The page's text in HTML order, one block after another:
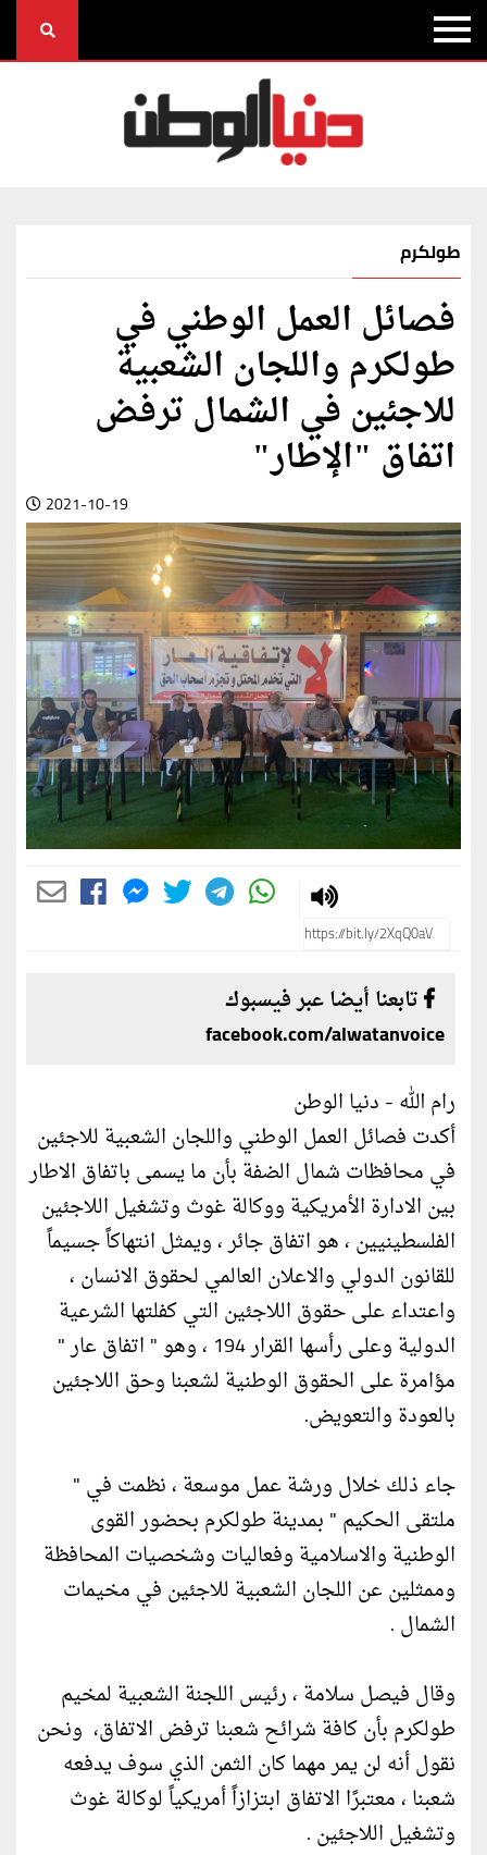
طولكرم
فصائل العمل الوطني في
طولكرم واللجان الشعبية
للاجئين في الشمال ترفض
اتفاق "الإطار"
2021-10-19
تابعنا أيضا عبر فيسبوك
facebook.com/alwatanvoice
رام الله - دنيا الوطن
أكدت فصائل العمل الوطني واللجان الشعبية للاجئين
في محافظات شمال الضفة بأن ما يسمى باتفاق الاطار
بين الادارة الأمريكية ووكالة غوث وتشغيل اللاجئين
الفلسطينيين ، هو اتفاق جائر ، ويمثل انتهاكاً جسيماً
للقانون الدولي والاعلان العالمي لحقوق الانسان ،
واعتداء على حقوق اللاجئين التي كفلتها الشرعية
الدولية وعلى رأسها القرار 194 ، وهو " اتفاق عار "
مؤامرة على الحقوق الوطنية لشعبنا وحق اللاجئين
بالعودة والتعويض.
جاء ذلك خلال ورشة عمل موسعة ، نظمت في "
ملتقى الحكيم " بمدينة طولكرم بحضور القوى
الوطنية والاسلامية وفعاليات وشخصيات المحافظة
وممثلين عن اللجان الشعبية للاجئين في مخيمات
الشمال .
وقال فيصل سلامة ، رئيس اللجنة الشعبية لمخيم
طولكرم بأن كافة شرائح شعبنا ترفض الاتفاق، ونحن
نقول أنه لن يمر مهما كان الثمن الذي سوف يدفعه
شعبنا ، معتبرًا الاتفاق ابتزازاً أمريكياً لوكالة غوث
وتشغيل اللاجئين .